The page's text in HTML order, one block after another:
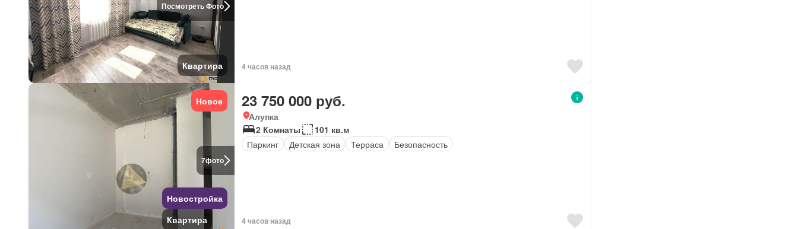
Посмотреть Фото
Квартира 4 часов назад
7фото
Новое
Новостройка
Квартира
23 750 000 руб.
Алупка
2 Комнаты
101 кв.м
Паркинг
Детская зона Терраса Безопасность
4 часов назад